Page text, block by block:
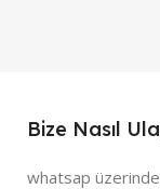
Bize Nasıl
whatsap